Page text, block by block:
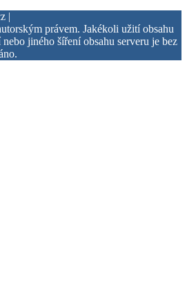
|
právem. Jakékoli užití obsahu
jiného šíření obsahu serveru je bez